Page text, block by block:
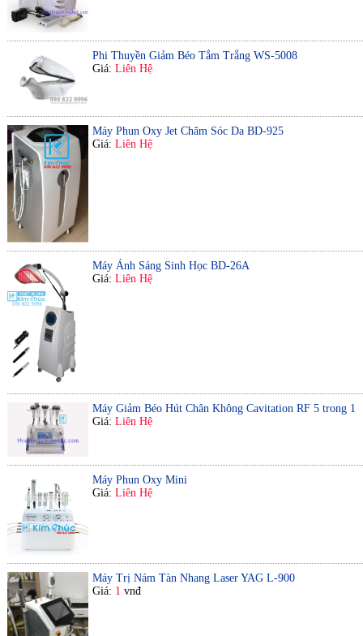
Phi Thuyền Giảm Béo Tắm Trắng WS-5008
Giá: Liên Hệ
Máy Phun Oxy Jet Chăm Sóc Da BD-925
Giá: Liên Hệ
Máy Ánh Sáng Sinh Học BD-26A
Giá: Liên Hệ
Máy Giảm Béo Hút Chân Không Cavitation RF 5 trong 1
Giá: Liên Hệ
Máy Phun Oxy Mini
Giá: Liên Hệ
Máy Trị Nám Tàn Nhang Laser YAG L-900
Giá: 1 vnđ